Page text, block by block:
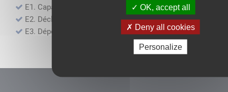
OK, accept all
Deny all cookies
Personalize
E1. Capacité financière
E2. Déclaration de sous-traitance
E3. Dépôt des comptes annuels